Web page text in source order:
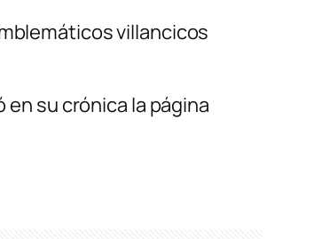
villancicos
su crónica la página